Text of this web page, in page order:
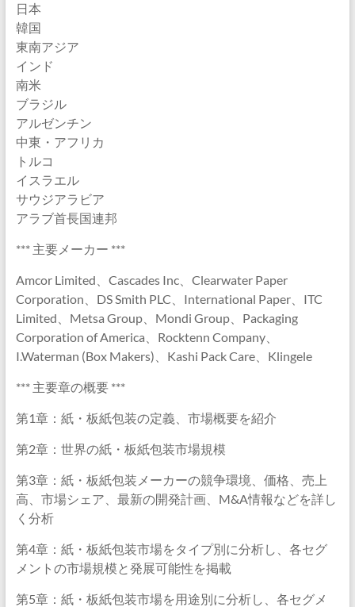
日本
韓国
東南アジア
インド
南米
ブラジル
アルゼンチン
中東・アフリカ
トルコ
イスラエル
サウジアラビア
アラブ首長国連邦
*** 主要メーカー ***
Amcor Limited、Cascades Inc、Clearwater Paper
Corporation、DS Smith PLC、International Paper、ITC
Limited、Metsa Group、Mondi Group、Packaging
Corporation of America、Rocktenn Company、
I.Waterman (Box Makers)、Kashi Pack Care、Klingele
*** 主要章の概要 ***
第1章：紙・板紙包装の定義、市場概要を紹介
第2章：世界の紙・板紙包装市場規模
第3章：紙・板紙包装メーカーの競争環境、価格、売上
高、市場シェア、最新の開発計画、M&A情報などを詳し
く分析
第4章：紙・板紙包装市場をタイプ別に分析し、各セグ
メントの市場規模と発展可能性を掲載
第5章：紙・板紙包装市場を用途別に分析し、各セグメ